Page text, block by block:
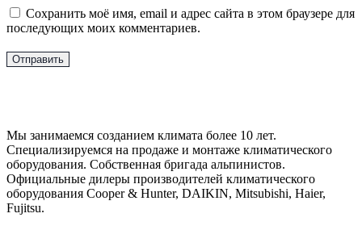
Сохранить моё имя, email и адрес сайта в этом браузере для
последующих моих комментариев.
Мы занимаемся созданием климата более 10 лет.
Специализируемся на продаже и монтаже климатического
оборудования. Собственная бригада альпинистов.
Официальные дилеры производителей климатического
оборудования Cooper & Hunter, DAIKIN, Mitsubishi, Haier,
Fujitsu.